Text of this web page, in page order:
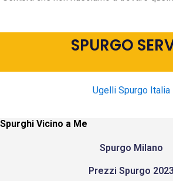
SPURGO
Ugelli Spurgo Italia
Spurghi Vicino a Me
Spurgo Milano
Prezzi Spurgo 2023